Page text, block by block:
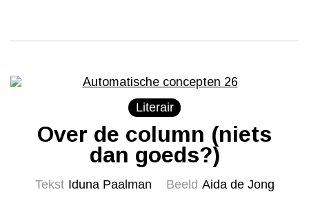
Literair
Over de column (niets
dan goeds?)
Tekst Iduna Paalman Beeld Aida de Jong